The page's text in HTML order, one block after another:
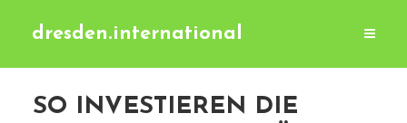
dresden.international
SO INVESTIEREN DIE